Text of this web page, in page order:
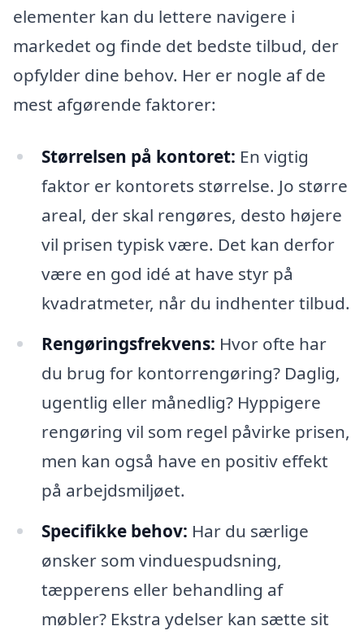
elementer kan du lettere navigere i
markedet og finde det bedste tilbud, der
opfylder dine behov. Her er nogle af de
mest afgørende faktorer:
Størrelsen på kontoret: En vigtig
faktor er kontorets størrelse. Jo større
areal, der skal rengøres, desto højere
vil prisen typisk være. Det kan derfor
være en god idé at have styr på
kvadratmeter, når du indhenter tilbud.
Rengøringsfrekvens: Hvor ofte har
du brug for kontorrengøring? Daglig,
ugentlig eller månedlig? Hyppigere
rengøring vil som regel påvirke prisen,
men kan også have en positiv effekt
på arbejdsmiljøet.
Specifikke behov: Har du særlige
ønsker som vinduespudsning,
tæpperens eller behandling af
møbler? Ekstra ydelser kan sætte sit